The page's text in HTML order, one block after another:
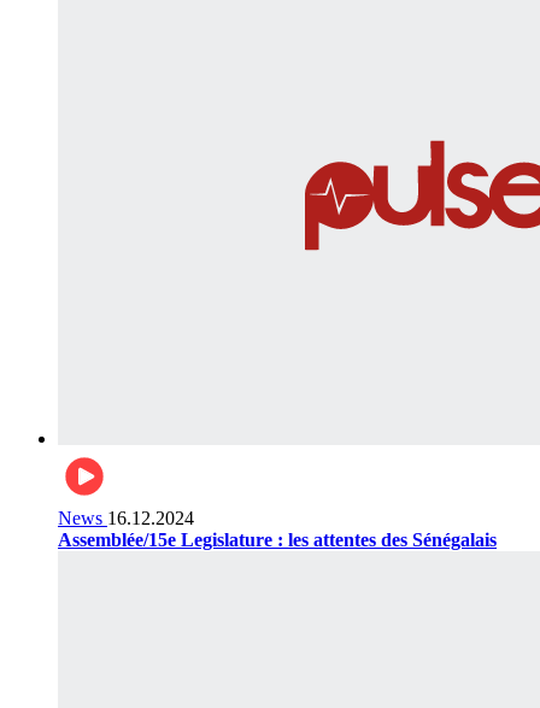
News 16.12.2024
Assemblée/15e Legislature : les attentes des Sénégalais